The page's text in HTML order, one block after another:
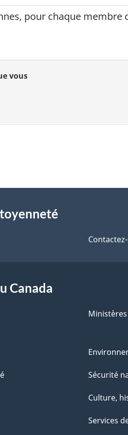
pour chaque
vous
Canada
Sécurité
Culture,
Services